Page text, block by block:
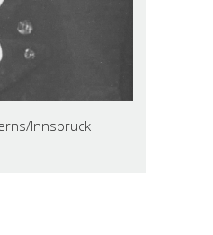
Innsbruck